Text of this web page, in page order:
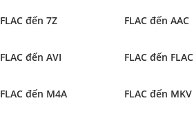
FLAC đến 7Z FLAC đến AAC
FLAC đến AVI FLAC đến FLAC
FLAC đến M4A FLAC đến MKV